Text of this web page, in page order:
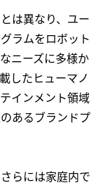
は異なり、ユー
ラムをロボット
ニーズに多様か
したヒューマノ
インメント領域
あるブランドプ
らには家庭内で